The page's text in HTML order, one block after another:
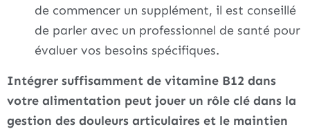
de commencer un supplément, il est conseillé
de parler avec un professionnel de santé pour
évaluer vos besoins spécifiques.
Intégrer suffisamment de vitamine B12 dans
votre alimentation peut jouer un rôle clé dans la
gestion des douleurs articulaires et le maintien